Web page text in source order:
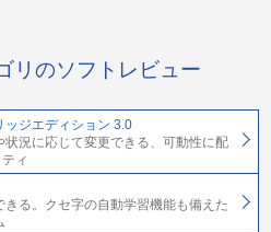
リのソフトレビュー
ッジエディション 3.0
況に応じて変更できる、可動性に配
ィ
る。クセ字の自動学習機能も備えた